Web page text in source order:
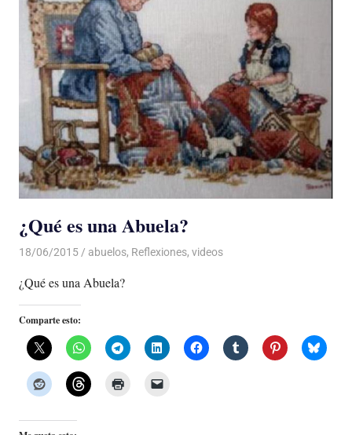
¿Qué es una Abuela?
18/06/2015 Luis Castellanos
abuelos, Reflexiones, videos
¿Qué es una Abuela?
Comparte esto: